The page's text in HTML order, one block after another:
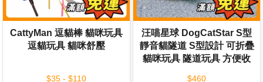
CattyMan 逗貓棒 貓咪玩具
逗貓玩具 貓咪舒壓
$35 - $110
汪喵星球 DogCatStar S型
靜音貓隧道 S型設計 可折疊
貓咪玩具 隧道玩具 方便收
$460